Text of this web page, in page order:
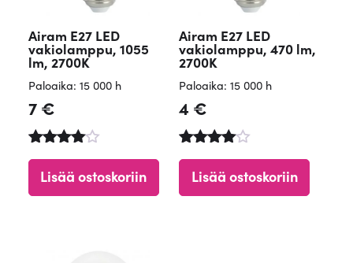
Airam E27 LED
vakiolamppu, 1055
lm, 2700K
Paloaika: 15 000 h
7€
tuotteesta
4.90
Lisää ostoskoriin
Airam E27 LED
vakiolamppu, 470 lm,
2700K
Paloaika: 15 000 h
4 €
tuotteesta
4.84
Lisää ostoskoriin